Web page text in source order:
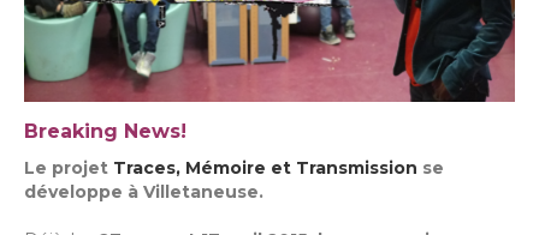
Breaking News!
Le projet Traces, Mémoire et Transmission se
développe à Villetaneuse.